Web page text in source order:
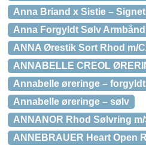
Anna Briand x Sistie –
Anna Forgyldt Sølv
ANNA Ørestik Sort Rhod m/
ANNABELLE CREOL
Annabelle øreringe – forgyldt
Annabelle øreringe – sølv
ANNANOR Rhod Sølvring
ANNEBRAUER Heart Open